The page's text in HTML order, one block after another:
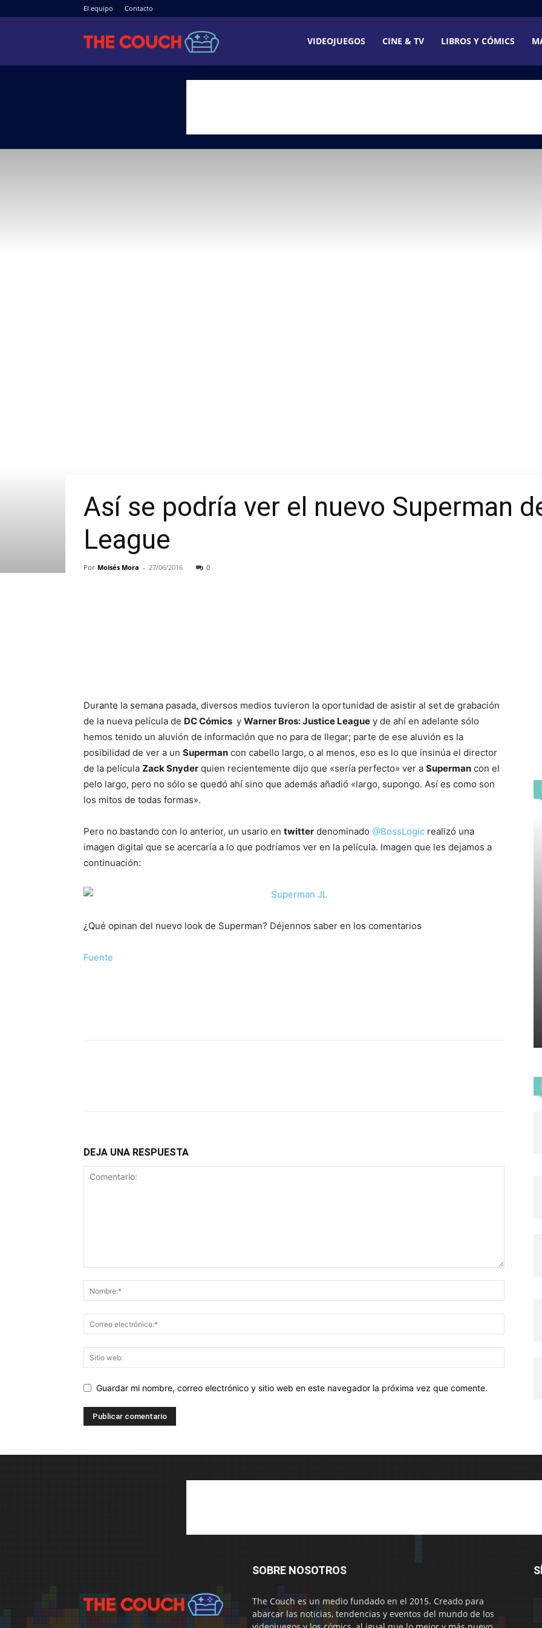
El equipo Contacto
The VIDEOJUEGOS CINE & TV LIBROS Y CÓMICS
Así se podría ver el nuevo Superman
League
Por Moisés Mora - 27/06/2016 0
Durante la semana pasada, diversos medios tuvieron la oportunidad de asistir al set de grabación
de la nueva película de DC Cómics y Warner Bros: Justice League y de ahí en adelante sólo
hemos tenido un aluvión de información que no para de llegar; parte de ese aluvión es la
posibilidad de ver a un Superman con cabello largo, o al menos, eso es lo que insinúa el director
de la película Zack Snyder quien recientemente dijo que «sería perfecto» ver a Superman con el
pelo largo, pero no sólo se quedó ahí sino que además añadió «largo, supongo. Así es como son
los mitos de todas formas».
Pero no bastando con lo anterior, un usario en twitter denominado @BossLogic realizó una
imagen digital que se acercaría a lo que podríamos ver en la película. Imagen que les dejamos a
continuación:
¿Qué opinan del nuevo look de Superman? Déjennos saber en los comentarios
Fuente
DEJA UNA RESPUESTA
Guardar mi nombre, correo electrónico y sitio web en este navegador la próxima vez que comente.
SOBRE NOSOTROS
The Couch es un medio fundado en el 2015. Creado para
abarcar las noticias, tendencias y eventos del mundo de los